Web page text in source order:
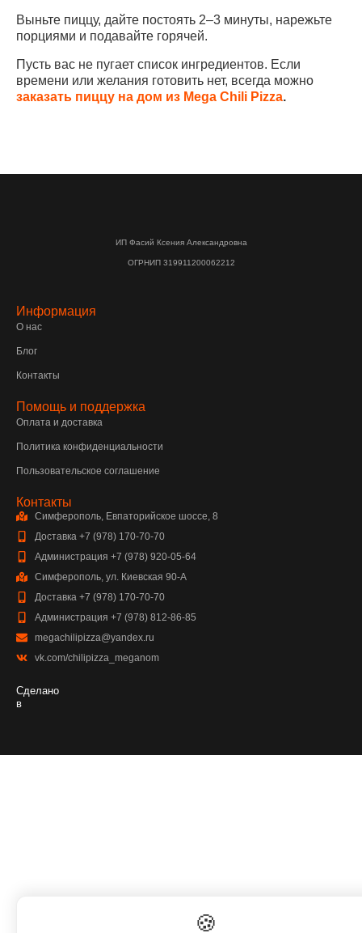
Выньте пиццу, дайте постоять 2–3 минуты, нарежьте
порциями и подавайте горячей.
Пусть вас не пугает список ингредиентов. Если
времени или желания готовить нет, всегда можно
заказать пиццу на дом из Mega Chili Pizza.
ИП Фасий Ксения Александровна
ОГРНИП 319911200062212
Информация
О нас
Блог
Контакты
Помощь и поддержка
Оплата и доставка
Политика конфиденциальности
Пользовательское соглашение
Контакты
Симферополь, Евпаторийское шоссе, 8
Доставка +7 (978) 170-70-70
Администрация +7 (978) 920-05-64
Симферополь, ул. Киевская 90-А
Доставка +7 (978) 170-70-70
Администрация +7 (978) 812-86-85
megachilipizza@yandex.ru
vk.com/chilipizza_meganom
Сделано
в